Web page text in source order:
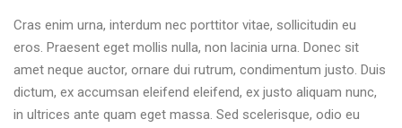
Cras enim urna, interdum nec porttitor vitae, sollicitudin eu
eros. Praesent eget mollis nulla, non lacinia urna. Donec sit
amet neque auctor, ornare dui rutrum, condimentum justo. Duis
dictum, ex accumsan eleifend eleifend, ex justo aliquam nunc,
in ultrices ante quam eget massa. Sed scelerisque, odio eu